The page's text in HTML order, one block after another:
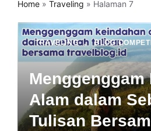
Home » Traveling » Halaman 7
TRAVELING , BLOG
Menggenggam
Alam dalam
Tulisan